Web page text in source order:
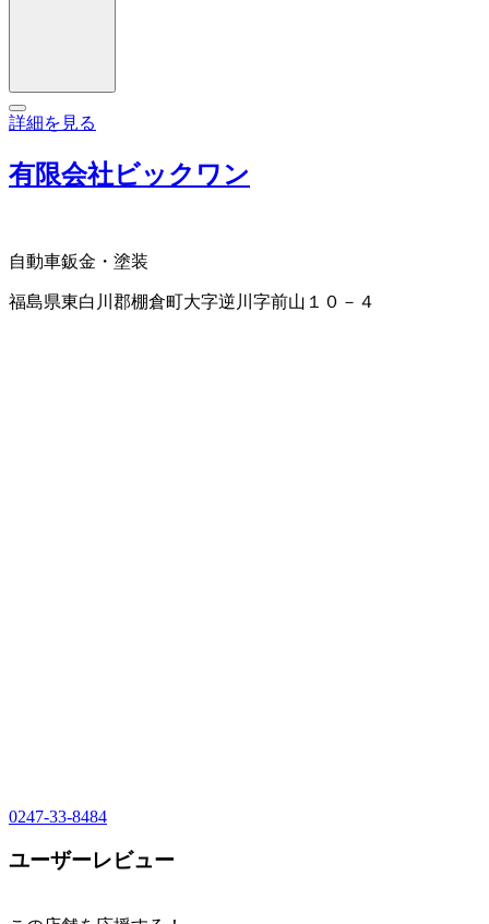
詳細を見る
有限会社ビックワン
自動車鈑金・塗装
福島県東白川郡棚倉町大字逆川字前山１０－４
0247-33-8484
ユーザーレビュー